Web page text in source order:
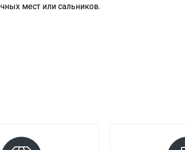
мест или сальников.